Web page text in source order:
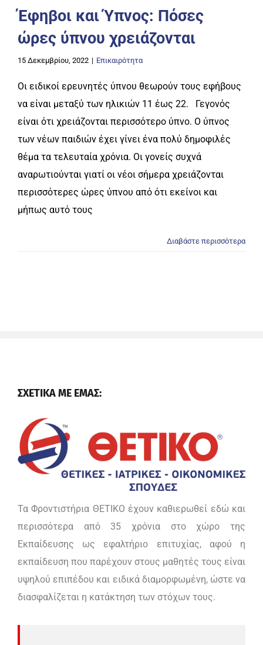
Έφηβοι και Ύπνος: Πόσες
ώρες ύπνου χρειάζονται
15 Δεκεμβρίου, 2022 | Επικαιρότητα
Οι ειδικοί ερευνητές ύπνου θεωρούν τους εφήβους
να είναι μεταξύ των ηλικιών 11 έως 22. Γεγονός
είναι ότι χρειάζονται περισσότερο ύπνο. Ο ύπνος
των νέων παιδιών έχει γίνει ένα πολύ δημοφιλές
θέμα τα τελευταία χρόνια. Οι γονείς συχνά
αναρωτιούνται γιατί οι νέοι σήμερα χρειάζονται
περισσότερες ώρες ύπνου από ότι εκείνοι και
μήπως αυτό τους
Διαβάστε περισσότερα
ΣΧΕΤΙΚΑ ΜΕ ΕΜΑΣ:
Τα Φροντιστήρια ΘΕΤΙΚΟ έχουν καθιερωθεί εδώ και
περισσότερα από 35 χρόνια στο χώρο της
Εκπαίδευσης ως εφαλτήριο επιτυχίας, αφού η
εκπαίδευση που παρέχουν στους μαθητές τους είναι
υψηλού επιπέδου και ειδικά διαμορφωμένη, ώστε να
διασφαλίζεται η κατάκτηση των στόχων τους.